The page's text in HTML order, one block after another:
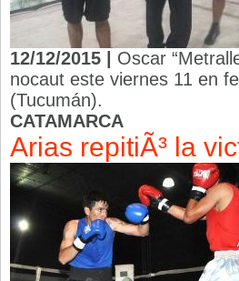
12/12/2015 | Oscar
nocaut este viernes 11 en
(Tucumán).
CATAMARCA
Arias repitiÃ³ la